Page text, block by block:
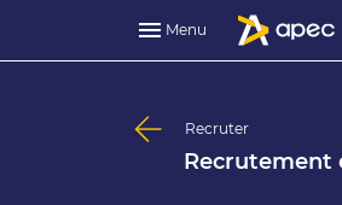
Menu
Recruter
Recrutement